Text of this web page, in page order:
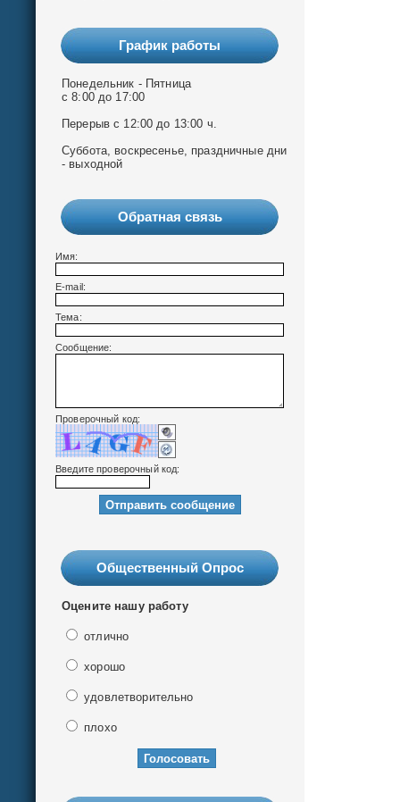
График работы
Понедельник - Пятница
с 8:00 до 17:00
Перерыв с 12:00 до 13:00 ч.
Суббота, воскресенье, праздничные дни
- выходной
Обратная связь
Имя:
E-mail:
Тема:
Сообщение:
Проверочный код:
Введите проверочный код:
Общественный Опрос
Оцените нашу работу
отлично
хорошо
удовлетворительно
плохо